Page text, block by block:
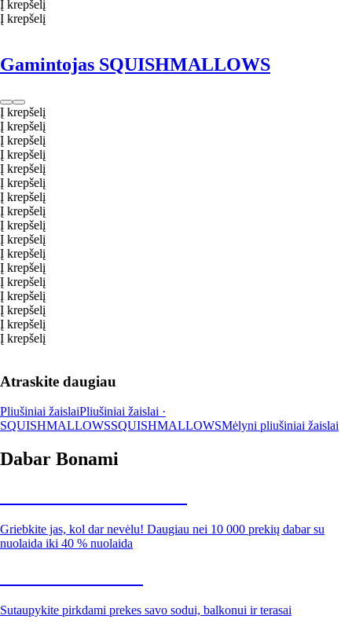
Į krepšelį
Į krepšelį
Gamintojas SQUISHMALLOWS
Į krepšelį
Į krepšelį
Į krepšelį
Į krepšelį
Į krepšelį
Į krepšelį
Į krepšelį
Į krepšelį
Į krepšelį
Į krepšelį
Į krepšelį
Į krepšelį
Į krepšelį
Į krepšelį
Į krepšelį
Į krepšelį
Į krepšelį
Atraskite daugiau
Pliušiniai žaislaiPliušiniai žaislai ·
SQUISHMALLOWSSQUISHMALLOWSMėlyni pliušiniai žaislai
Dabar Bonami
Griebkite jas, kol dar nevėlu! Daugiau nei 10 000 prekių dabar su
nuolaida iki 40 % nuolaida
Sutaupykite pirkdami prekes savo sodui, balkonui ir terasai